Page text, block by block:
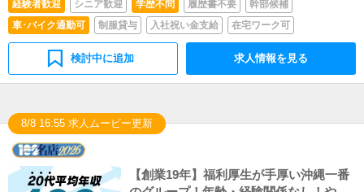
経験者歓迎
シニア歓迎 学歴不問 履歴書不要
幹部候補
車･バイク通勤可
制服貸与 入社祝い金支給 在宅ワーク可
検討中に追加 求人情報を見る
8/8 16:55 求人ムービー更新
【創業19年】福利厚生が手厚い沖縄一番